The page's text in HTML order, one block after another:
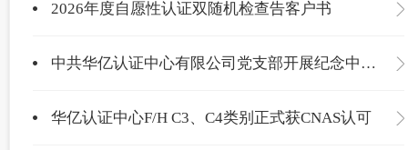
2026年度自愿性认证双随机检查告客户书
中共华亿认证中心有限公司党支部开展纪念中国共产党成立105周年主题党日活动
华亿认证中心F/H C3、C4类别正式获CNAS认可